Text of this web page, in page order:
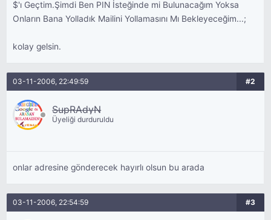
$'ı Geçtim.Şimdi Ben PIN İsteğinde mi Bulunacağım Yoksa
Onların Bana Yolladık Mailini Yollamasını Mı Bekleyeceğim...;
kolay gelsin.
03-11-2006, 22:49:59 #2
SupRAdyN
Üyeliği durduruldu
onlar adresine gönderecek hayırlı olsun bu arada
03-11-2006, 22:54:59 #3